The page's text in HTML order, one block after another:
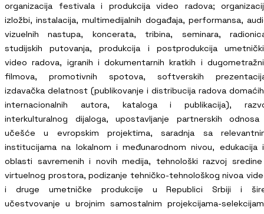
organizacija festivala i produkcija video radova;
izložbi, instalacija, multimedijalnih događaja, performansa,
vizuelnih nastupa, koncerata, tribina, seminara,
studijskih putovanja, produkcija i postprodukcija
video radova, igranih i dokumentarnih kratkih i
filmova, promotivnih spotova, softverskih
izdavačka delatnost (publikovanje i distribucija radova
internacionalnih autora, kataloga i publikacija),
interkulturalnog dijaloga, upostavljanje partnerskih
učešće u evropskim projektima, saradnja sa
institucijama na lokalnom i međunarodnom nivou, edukacija
oblasti savremenih i novih medija, tehnološki razvoj
virtuelnog prostora, podizanje tehničko-tehnološkog nivoa
i druge umetničke produkcije u Republici Srbiji i
učestvovanje u brojnim samostalnim projekcijama-